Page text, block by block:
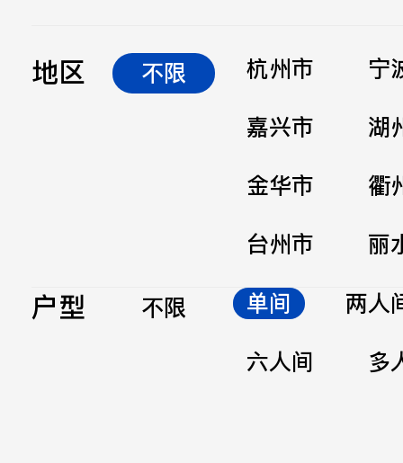
地区 不限 杭州市
宁
嘉兴市
湖
金华市
衢
台州市
丽
户型 不限 单间
两人
六人间
多